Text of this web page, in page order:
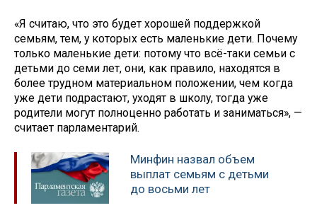
«Я считаю, что это будет хорошей поддержкой
семьям, тем, у которых есть маленькие дети. Почему
только маленькие дети: потому что всё-таки семьи с
детьми до семи лет, они, как правило, находятся в
более трудном материальном положении, чем когда
уже дети подрастают, уходят в школу, тогда уже
родители могут полноценно работать и заниматься», —
считает парламентарий.
Минфин назвал объем
выплат семьям с детьми
до восьми лет